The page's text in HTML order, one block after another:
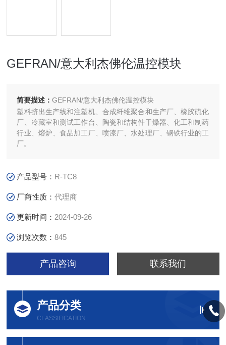
GEFRAN/意大利杰佛伦温控模块
简要描述：GEFRAN/意大利杰佛伦温控模块
塑料挤出生产线和注塑机、合成纤维聚合和生产厂、橡胶硫化
厂、冷藏室和测试工作台、陶瓷和结构件干燥器、化工和制药
行业、熔炉、食品加工厂、喷漆厂、水处理厂、钢铁行业的工
厂。
产品型号： R-TC8
厂商性质：代理商
更新时间： 2024-09-26
浏览次数：845
产品咨询 联系我们
产品分类
CLASSIFICATION